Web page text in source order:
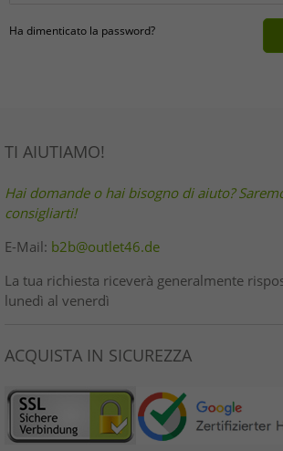
Ha dimenticato la password?
TI AIUTIAMO!
Hai domande o hai bisogno di aiuto?
consigliarti!
E-Mail: b2b@outlet46.de
La tua richiesta riceverà generalmente
lunedì al venerdì
ACQUISTA IN SICUREZZA